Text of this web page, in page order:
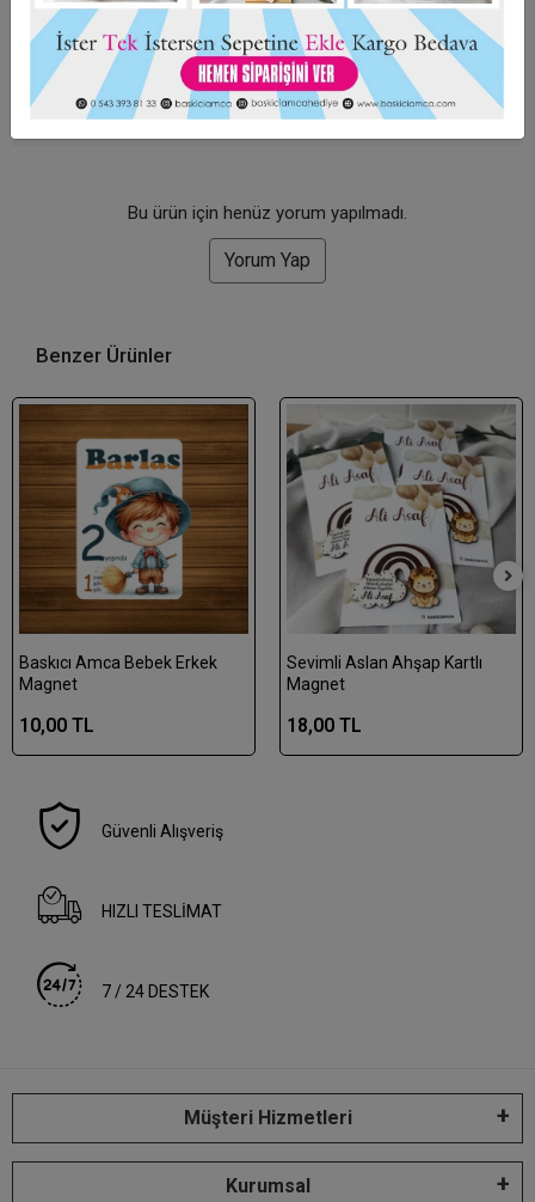
Bu ürün için henüz yorum yapılmadı.
Yorum Yap
Benzer Ürünler
Baskıcı Amca Bebek Erkek
Magnet
10,00 TL
Sevimli Aslan Ahşap Kartlı
Magnet
18,00 TL
Güvenli Alışveriş
HIZLI TESLİMAT
7 / 24 DESTEK
Müşteri Hizmetleri
Kurumsal